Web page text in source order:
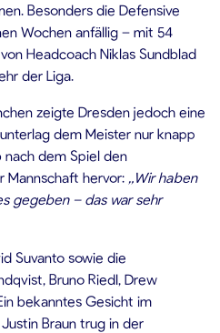
Besonders die Defensive
Wochen anfällig – mit 54
Headcoach Niklas Sundblad
der Liga.
zeigte Dresden jedoch eine
dem Meister nur knapp
nach dem Spiel den
Mannschaft hervor: „Wir haben
gegeben – das war sehr
Suvanto sowie die
Bruno Riedl, Drew
bekanntes Gesicht im
Braun trug in der